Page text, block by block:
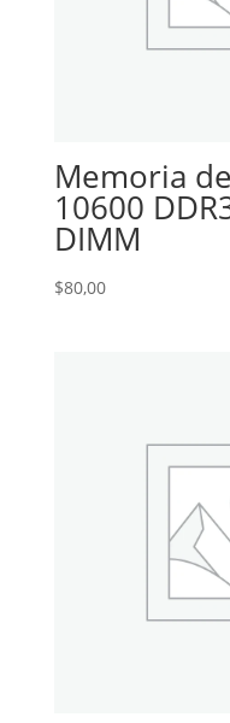
Memoria
10600
DIMM
$80,00